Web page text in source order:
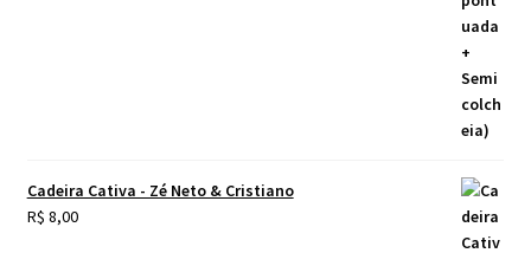
Cadeira Cativa - Zé Neto & Cristiano
R$ 8,00